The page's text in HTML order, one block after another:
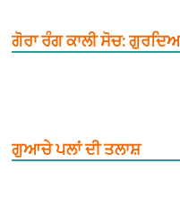
ਗੋਰਾ ਰੰਗ ਕਾਲੀ ਸੋਚ:
ਗੁਆਚੇ ਪਲਾਂ ਦੀ ਤਲਾਸ਼